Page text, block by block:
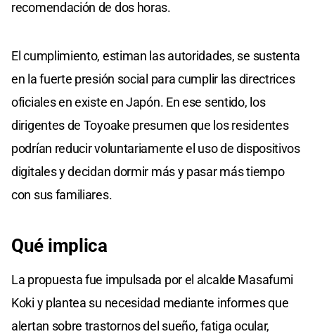
recomendación de dos horas.
El cumplimiento, estiman las autoridades, se sustenta
en la fuerte presión social para cumplir las directrices
oficiales en existe en Japón. En ese sentido, los
dirigentes de Toyoake presumen que los residentes
podrían reducir voluntariamente el uso de dispositivos
digitales y decidan dormir más y pasar más tiempo
con sus familiares.
Qué implica
La propuesta fue impulsada por el alcalde Masafumi
Koki y plantea su necesidad mediante informes que
alertan sobre trastornos del sueño, fatiga ocular,